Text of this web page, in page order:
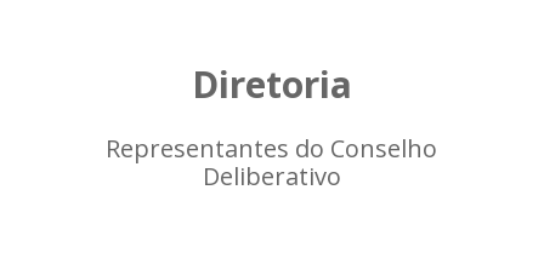
Diretoria
Representantes do Conselho
Deliberativo